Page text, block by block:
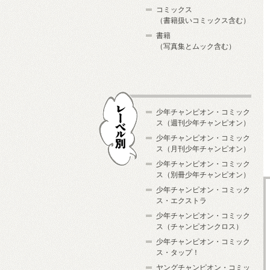
コミックス
（書籍扱いコミックス含む）
書籍
（写真集とムック含む）
少年チャンピオン・コミック
ス（週刊少年チャンピオン）
少年チャンピオン・コミック
ス（月刊少年チャンピオン）
少年チャンピオン・コミック
ス（別冊少年チャンピオン）
少年チャンピオン・コミック
ス・エクストラ
少年チャンピオン・コミック
ス（チャンピオンクロス）
少年チャンピオン・コミック
ス・タップ！
ヤングチャンピオン・コミッ